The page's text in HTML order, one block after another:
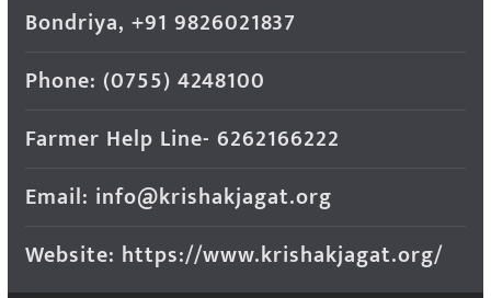
Bondriya, +91 9826021837
Phone: (0755) 4248100
Farmer Help Line- 6262166222
Email: info@krishakjagat.org
Website: https://www.krishakjagat.org/